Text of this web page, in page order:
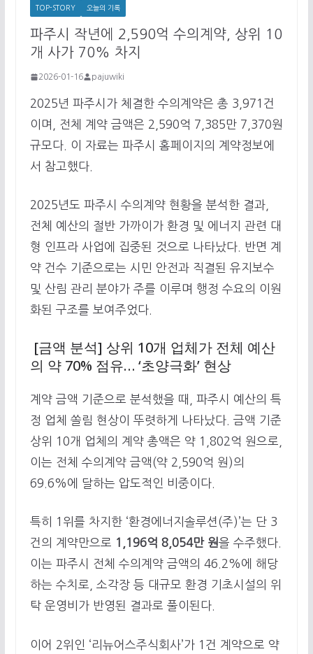
TOP-STORY 오늘의 기록
파주시 작년에 2,590억 수의계약, 상위 10
개 사가 70% 차지
2026-01-16 pajuwiki
2025년 파주시가 체결한 수의계약은 총 3,971건
이며, 전체 계약 금액은 2,590억 7,385만 7,370원
규모다. 이 자료는 파주시 홈페이지의 계약정보에
서 참고했다.
2025년도 파주시 수의계약 현황을 분석한 결과,
전체 예산의 절반 가까이가 환경 및 에너지 관련 대
형 인프라 사업에 집중된 것으로 나타났다. 반면 계
약 건수 기준으로는 시민 안전과 직결된 유지보수
및 산림 관리 분야가 주를 이루며 행정 수요의 이원
화된 구조를 보여주었다.
[금액 분석] 상위 10개 업체가 전체 예산
의 약 70% 점유… ‘초양극화’ 현상
계약 금액 기준으로 분석했을 때, 파주시 예산의 특
정 업체 쏠림 현상이 뚜렷하게 나타났다. 금액 기준
상위 10개 업체의 계약 총액은 약 1,802억 원으로,
이는 전체 수의계약 금액(약 2,590억 원)의
69.6%에 달하는 압도적인 비중이다.
특히 1위를 차지한 ‘환경에너지솔루션(주)’는 단 3
건의 계약만으로 1,196억 8,054만 원을 수주했다.
이는 파주시 전체 수의계약 금액의 46.2%에 해당
하는 수치로, 소각장 등 대규모 환경 기초시설의 위
탁 운영비가 반영된 결과로 풀이된다.
이어 2위인 ‘리뉴어스주식회사’가 1건 계약으로 약